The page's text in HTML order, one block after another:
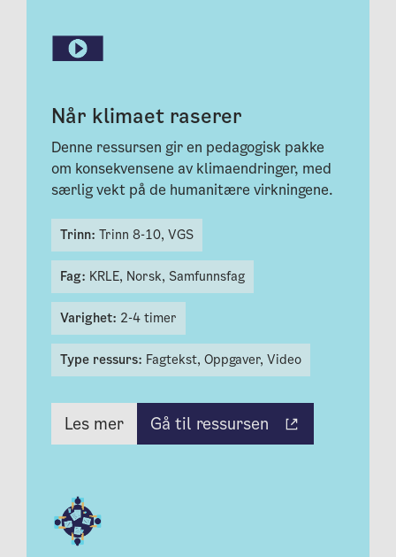
Når klimaet raserer
Denne ressursen gir en pedagogisk pakke
om konsekvensene av klimaendringer, med
særlig vekt på de humanitære virkningene.
Trinn: Trinn 8-10, VGS
Fag: KRLE, Norsk, Samfunnsfag
Varighet: 2-4 timer
Type ressurs: Fagtekst, Oppgaver, Video
Les mer Gå til ressursen